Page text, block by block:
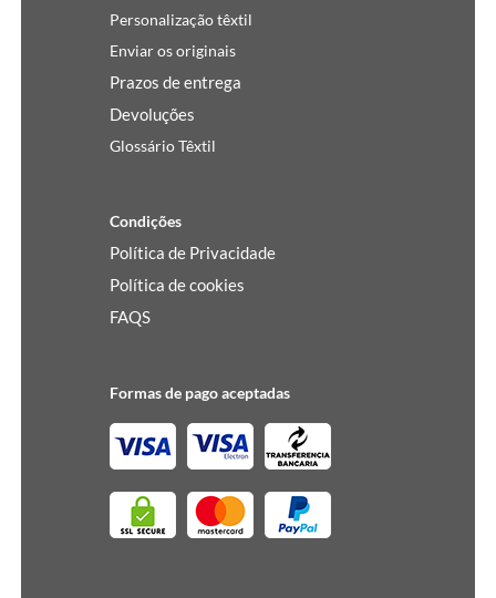
Personalização têxtil
Enviar os originais
Prazos de entrega
Devoluções
Glossário Têxtil
Condições
Política de Privacidade
Política de cookies
FAQS
Formas de pago aceptadas